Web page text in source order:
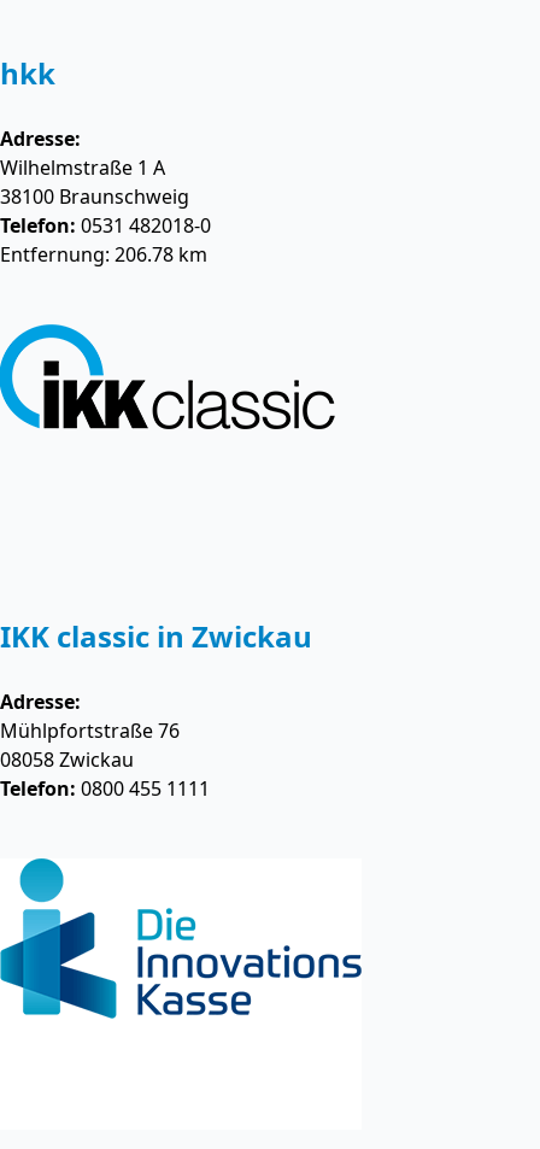
hkk
Adresse:
Wilhelmstraße 1 A
38100 Braunschweig
Telefon: 0531 482018-0
Entfernung: 206.78 km
IKK classic in Zwickau
Adresse:
Mühlpfortstraße 76
08058Zwickau
Telefon: 0800 455 1111